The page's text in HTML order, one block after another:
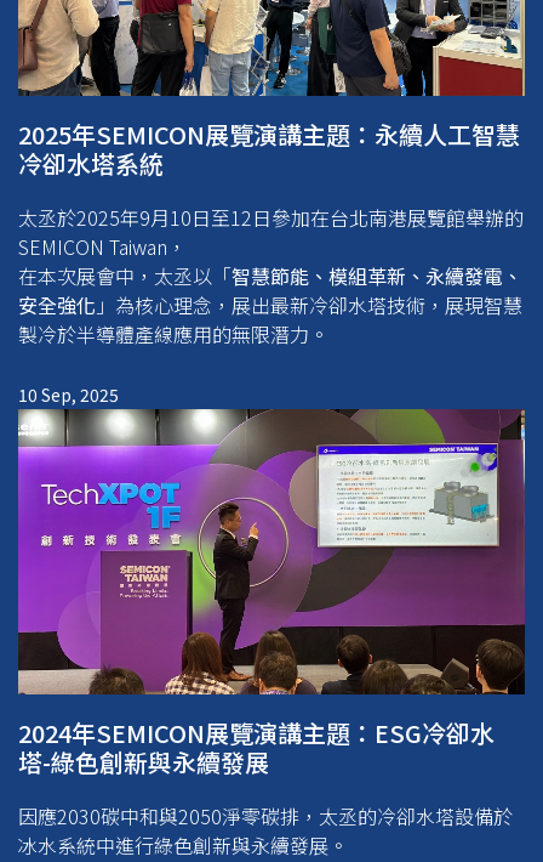
2025年SEMICON展覽演講主題：永續人工智慧
冷卻水塔系統
太丞於2025年9月10日至12日參加在台北南港展覽館舉辦的
SEMICON Taiwan，
在本次展會中，太丞以「智慧節能、模組革新、永續發電、
安全強化 」為核心理念，展出最新冷卻水塔技術，展現智慧
製冷於半導體產線應用的無限潛力。
10 Sep, 2025
2024年SEMICON展覽演講主題：ESG冷卻水
塔-綠色創新與永續發展
因應2030碳中和與2050淨零碳排，太丞的冷卻水塔設備於
冰水系統中進行綠色創新與永續發展。